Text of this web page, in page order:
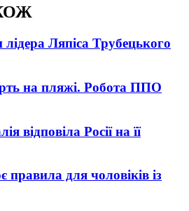
лідера Ляпіса Трубецького
на пляжі. Робота ППО
відповіла Росії на її
правила для чоловіків із